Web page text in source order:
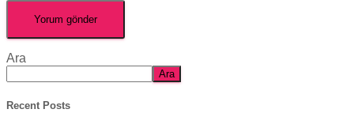
Ara
Ara
Recent Posts